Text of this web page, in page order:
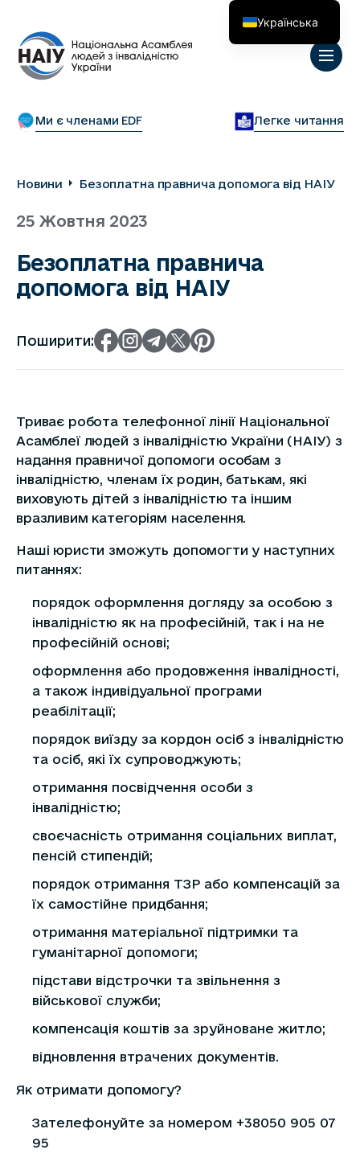
Ми є членами EDF Легке читання
Новини Безоплатна правнича допомога від НАІУ
25 Жовтня 2023
Безоплатна правнича
допомога від НАІУ
Поширити:
Триває робота телефонної лінії Національної
Асамблеї людей з інвалідністю України (НАІУ) з
надання правничої допомоги особам з
інвалідністю, членам їх родин, батькам, які
виховують дітей з інвалідністю та іншим
вразливим категоріям населення.
Наші юристи зможуть допомогти у наступних
питаннях:
порядок оформлення догляду за особою з
інвалідністю як на професійній, так і на не
професійній основі;
оформлення або продовження інвалідності,
а також індивідуальної програми
реабілітації;
порядок виїзду за кордон осіб з інвалідністю
та осіб, які їх супроводжують;
отримання посвідчення особи з
інвалідністю;
своєчасність отримання соціальних виплат,
пенсій стипендій;
порядок отримання ТЗР або компенсацій за
їх самостійне придбання;
отримання матеріальної підтримки та
гуманітарної допомоги;
підстави відстрочки та звільнення з
військової служби;
компенсація коштів за зруйноване житло;
відновлення втрачених документів.
Як отримати допомогу?
Зателефонуйте за номером +38050 905 07
95
Українська
English